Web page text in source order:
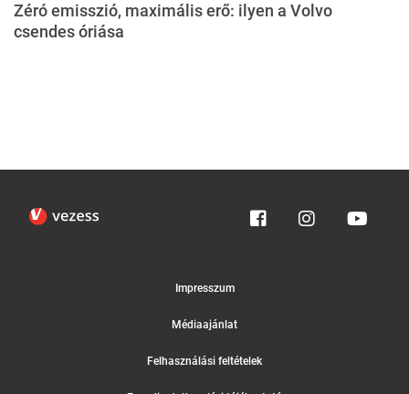
Zéró emisszió, maximális erő: ilyen a Volvo
csendes óriása
Impresszum
Médiaajánlat
Felhasználási feltételek